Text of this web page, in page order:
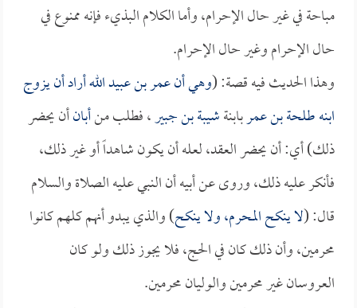
مباحة في غير حال الإحرام، وأما الكلام البذيء فإنه ممنوع في
حال الإحرام وغير حال الإحرام.
وهذا الحديث فيه قصة: (وهي أنعمر بن عبيد اللهأراد أن يزوج
ابنهطلحة بن عمربابنةشيبة بن جبير، فطلب منأبانأن يحضر
ذلك) أي: أن يحضر العقد، لعله أن يكون شاهداً أو غير ذلك،
فأنكر عليه ذلك، وروى عن أبيه أن النبي عليه الصلاة والسلام
قال: (لا ينكح المحرم، ولا ينكح) والذي يبدو أنهم كلهم كانوا
محرمين، وأن ذلك كان في الحج، فلا يجوز ذلك ولو كان
العروسان غير محرمين والوليان محرمين.